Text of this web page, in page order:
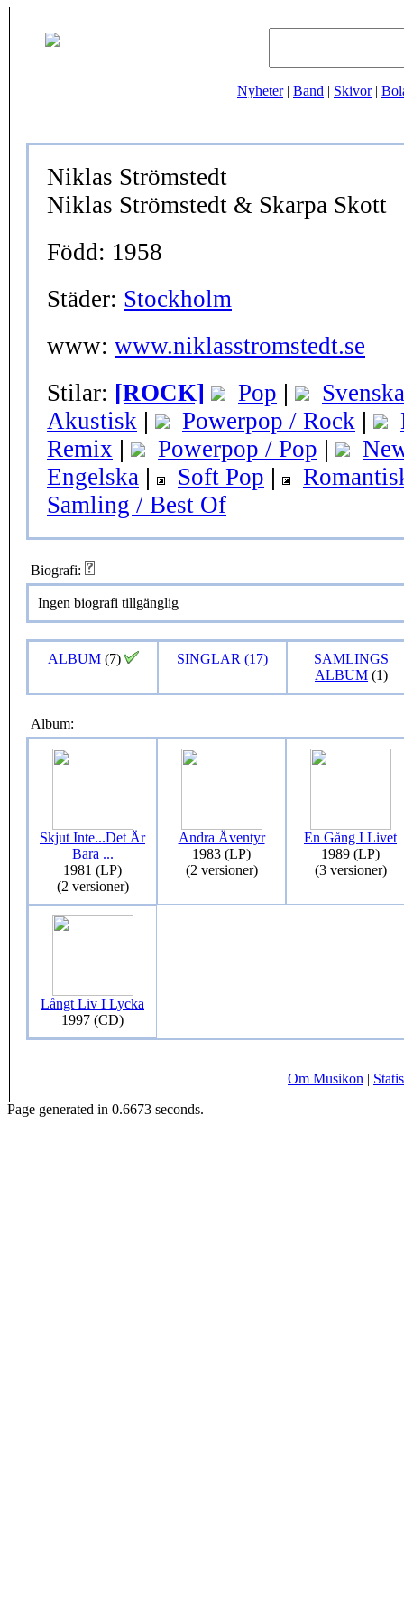
Nyheter| Band | Skivor|
Niklas Strömstedt
Niklas Strömstedt & Skarpa Skott
Född: 1958
Städer: Stockholm
www: www.niklasstromstedt.se
Stilar: [ROCK] Pop |
Svenska
Akustisk | Powerpop / Rock |
Remix | Powerpop / Pop |
Engelska | Soft Pop |
Samling / Best Of
Biografi:
Ingen biografi tillgänglig
ALBUM (7) SINGLAR (17)
SAMLINGS
ALBUM (1)
Album:
Skjut Inte...Det Är
Bara ...
1981 (LP)
(2 versioner)
Andra Äventyr
1983 (LP)
(2 versioner)
En Gång I Livet
1989 (LP)
(3 versioner)
Långt Liv I Lycka
1997 (CD)
Om Musikon |
Page generated in 0.6673 seconds.